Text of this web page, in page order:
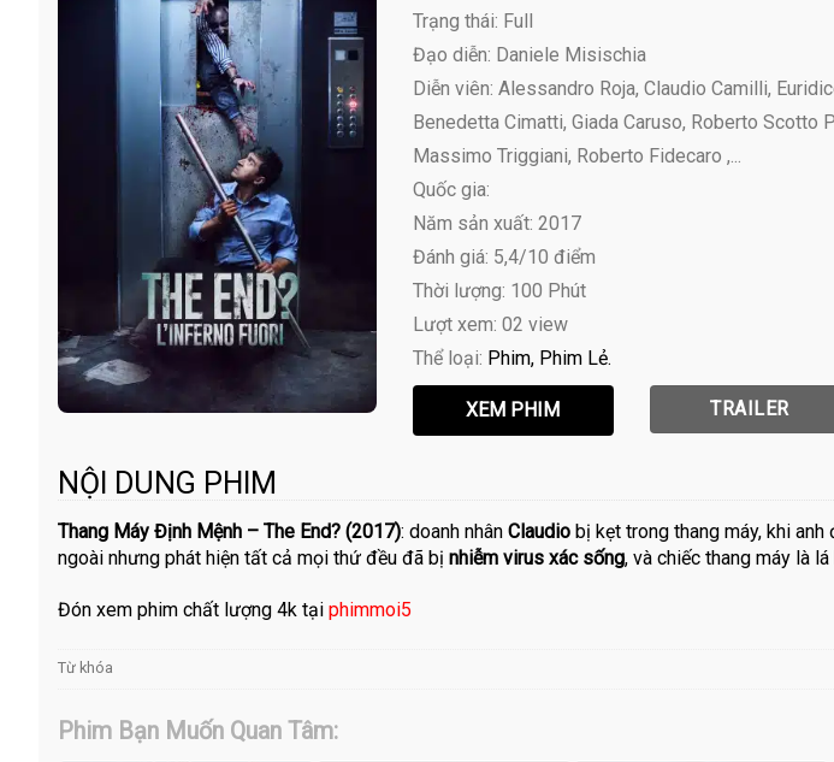
Trạng thái: Full
Đạo diễn: Daniele Misischia
Diễn viên: Alessandro Roja, Claudio Camilli,
Benedetta Cimatti, Giada Caruso, Roberto Scotto
Massimo Triggiani, Roberto Fidecaro ,...
Quốc gia:
Năm sản xuất: 2017
Đánh giá: 5,4/10 điểm
Thời lượng: 100 Phút
Lượt xem: 02 view
Thể loại: Phim Phim Lẻ
TRAILER
NỘI DUNG PHIM
Thang Máy Định Mệnh – The End? (2017): doanh nhân Claudio bị kẹt trong thang máy, khi
ngoài nhưng phát hiện tất cả mọi thứ đều đã bị nhiễm virus xác sống, và chiếc thang máy là
Đón xem phim chất lượng 4k tại phimmoi5
Từ khóa
Phim Bạn Muốn Quan Tâm: